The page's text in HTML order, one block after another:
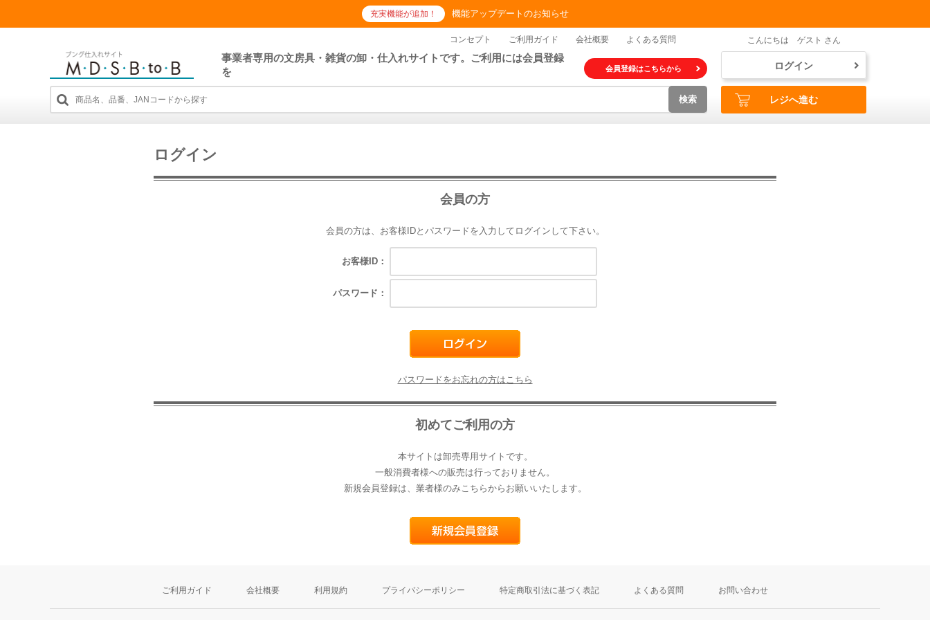
充実機能が追加！ 機能アップデートのお知らせ
コンセプト ご利用ガイド 会社概要 よくある質問
事業者専用の文房具・雑貨の卸・仕入れサイトです。ご利用には会員登録
を
会員登録はこちらから
検索
こんにちは ゲスト さん
ログイン
レジへ進む
ログイン
会員の方
会員の方は、お客様IDとパスワードを入力してログインして下さい。
お客様ID：
パスワード：
パスワードをお忘れの方はこちら
初めてご利用の方
本サイトは卸売専用サイトです。
一般消費者様への販売は行っておりません。
新規会員登録は、業者様のみこちらからお願いいたします。
ご利用ガイド 会社概要 利用規約 プライバシーポリシー 特定商取引法に基づく表記 よくある質問 お問い合わせ